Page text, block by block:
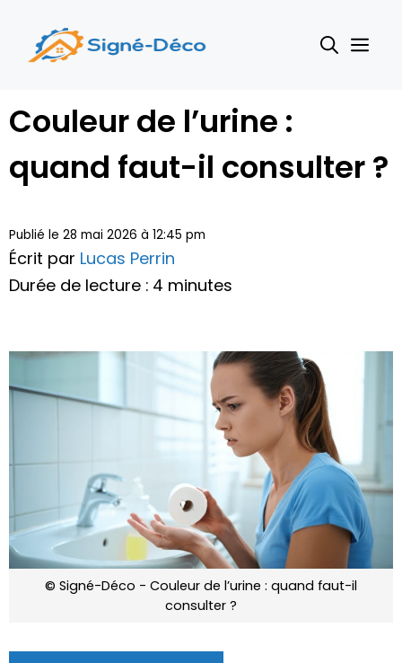
contenu
Couleur de l’urine :
quand faut-il consulter ?
Publié le 28 mai 2026 à 12:45 pm
Écrit par Lucas Perrin
Durée de lecture : 4 minutes
© Signé-Déco - Couleur de l’urine : quand faut-il
consulter ?